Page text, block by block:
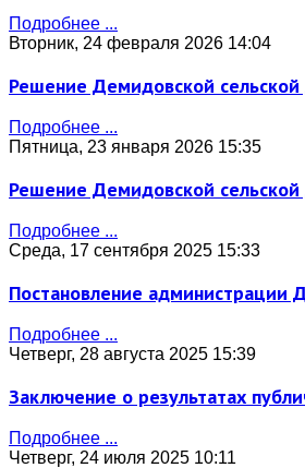
Подробнее ...
Вторник, 24 февраля 2026 14:04
Решение Демидовской
Подробнее ...
Пятница, 23 января 2026 15:35
Решение Демидовской
Подробнее ...
Среда, 17 сентября 2025 15:33
Постановление администрации
Подробнее ...
Четверг, 28 августа 2025 15:39
Заключение о результатах
Подробнее ...
Четверг, 24 июля 2025 10:11